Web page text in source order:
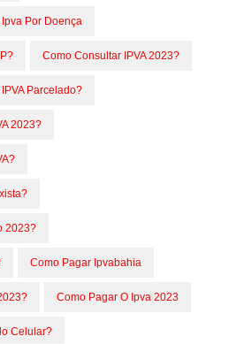
Por Doença
Como Consultar IPVA 2023?
Parcelado?
2023?
2023?
Como Pagar Ipvabahia
Como Pagar O Ipva 2023
Celular?